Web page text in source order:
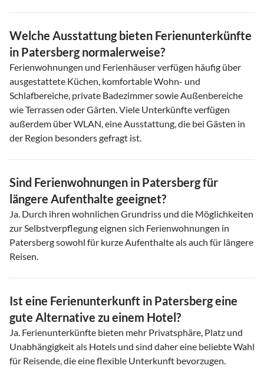
Welche Ausstattung bieten Ferienunterkünfte
in Patersberg normalerweise?
Ferienwohnungen und Ferienhäuser verfügen häufig über
ausgestattete Küchen, komfortable Wohn- und
Schlafbereiche, private Badezimmer sowie Außenbereiche
wie Terrassen oder Gärten. Viele Unterkünfte verfügen
außerdem über WLAN, eine Ausstattung, die bei Gästen in
der Region besonders gefragt ist.
Sind Ferienwohnungen in Patersberg für
längere Aufenthalte geeignet?
Ja. Durch ihren wohnlichen Grundriss und die Möglichkeiten
zur Selbstverpflegung eignen sich Ferienwohnungen in
Patersberg sowohl für kurze Aufenthalte als auch für längere
Reisen.
Ist eine Ferienunterkunft in Patersberg eine
gute Alternative zu einem Hotel?
Ja. Ferienunterkünfte bieten mehr Privatsphäre, Platz und
Unabhängigkeit als Hotels und sind daher eine beliebte Wahl
für Reisende, die eine flexible Unterkunft bevorzugen.